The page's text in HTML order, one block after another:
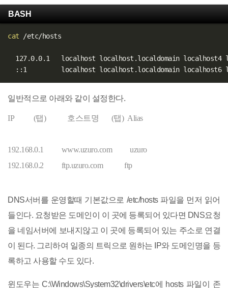
BASH
cat /etc/hosts
127.0.0.1   localhost localhost.localdomain localhost4
일반적으로 아래와 같이 설정한다.
IP (탭) 호스트명 (탭) Alias
192.168.0.1 www.uzuro.com uzuro
192.168.0.2 ftp.uzuro.com ftp
DNS서버를 운영할때 기본값으로 /etc/hosts 파일을 먼저 읽어
들인다. 요청받은 도메인이 이 곳에 등록되어 있다면 DNS요청
을 네임서버에 보내지않고 이 곳에 등록되어 있는 주소로 연결
이 된다. 그리하여 일종의 트릭으로 원하는 IP와 도메인명을 등
록하고 사용할 수도 있다.
윈도우는 C:\Windows\System32\drivers\etc에 hosts 파일이 존